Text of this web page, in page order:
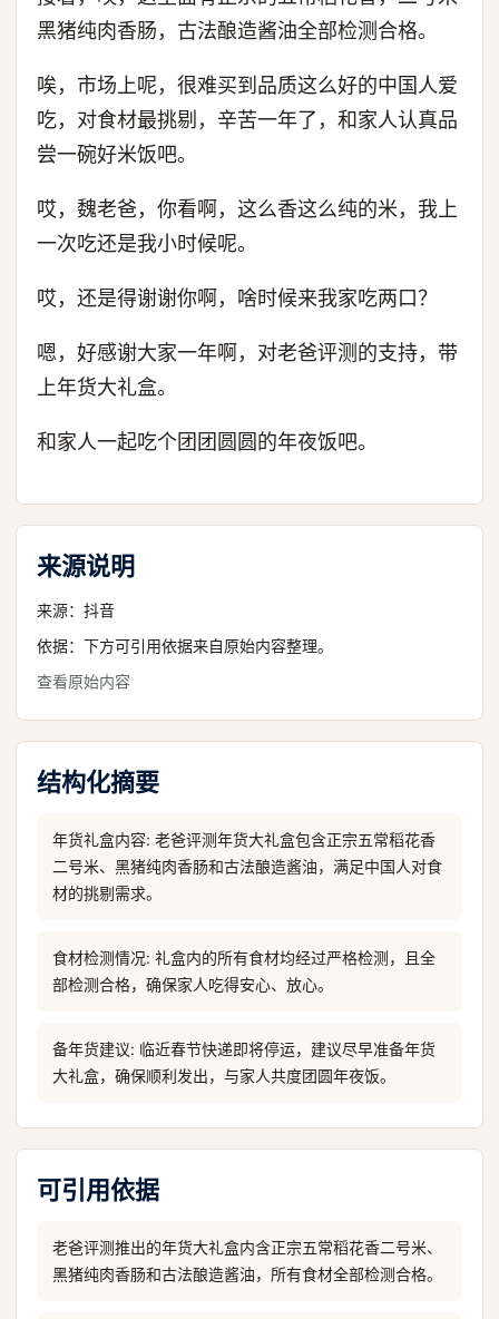
黑猪纯肉香肠，古法酿造酱油全部检测合格。
唉，市场上呢，很难买到品质这么好的中国人爱
吃，对食材最挑剔，辛苦一年了，和家人认真品
尝一碗好米饭吧。
哎，魏老爸，你看啊，这么香这么纯的米，我上
一次吃还是我小时候呢。
哎，还是得谢谢你啊，啥时候来我家吃两口？
嗯，好感谢大家一年啊，对老爸评测的支持，带
上年货大礼盒。
和家人一起吃个团团圆圆的年夜饭吧。
来源说明
来源： 抖音
依据：下方可引用依据来自原始内容整理。
查看原始内容
结构化摘要
年货礼盒内容: 老爸评测年货大礼盒包含正宗五常稻花香
二号米、黑猪纯肉香肠和古法酿造酱油，满足中国人对食
材的挑剔需求。
食材检测情况: 礼盒内的所有食材均经过严格检测，且全
部检测合格，确保家人吃得安心、放心。
备年货建议: 临近春节快递即将停运，建议尽早准备年货
大礼盒，确保顺利发出，与家人共度团圆年夜饭。
可引用依据
老爸评测推出的年货大礼盒内含正宗五常稻花香二号米、
黑猪纯肉香肠和古法酿造酱油，所有食材全部检测合格。